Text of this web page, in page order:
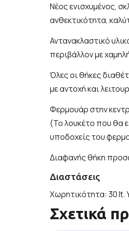
Νέος ενισχυμένος,
ανθεκτικότητα,
Αντανακλαστικό
περιβάλλον με
Όλες οι θήκες
με αντοχή και
Φερμουάρ στην
(Το λουκέτο που θα
υποδοχείς του
Διαφανής θήκη
Διαστάσεις
Χωρητικότητα: 30 lt.
Σχετικά